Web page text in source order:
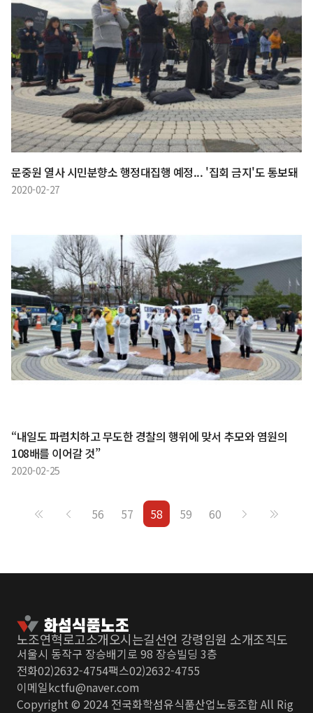
문중원 열사 시민분향소 행정대집행 예정... '집회 금지'도 통보돼
2020-02-27
“내일도 파렴치하고 무도한 경찰의 행위에 맞서 추모와 염원의
108배를 이어갈 것”
2020-02-25
56 57 58 59 60
노조연혁로고소개오시는길선언 강령임원 소개조직도
서울시 동작구 장승배기로 98 장승빌딩 3층
전화02)2632-4754팩스02)2632-4755
이메일kctfu@naver.com
Copyright © 2024 전국화학섬유식품산업노동조합 All Rig